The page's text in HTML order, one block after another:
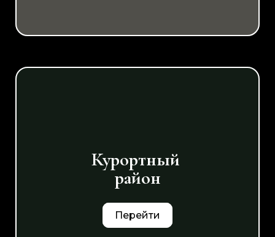
Курортный
район
Перейти